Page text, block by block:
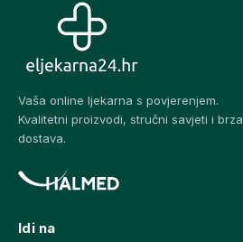
Vaša online ljekarna s povjerenjem.
Kvalitetni proizvodi, stručni savjeti i brza
dostava.
Idi na